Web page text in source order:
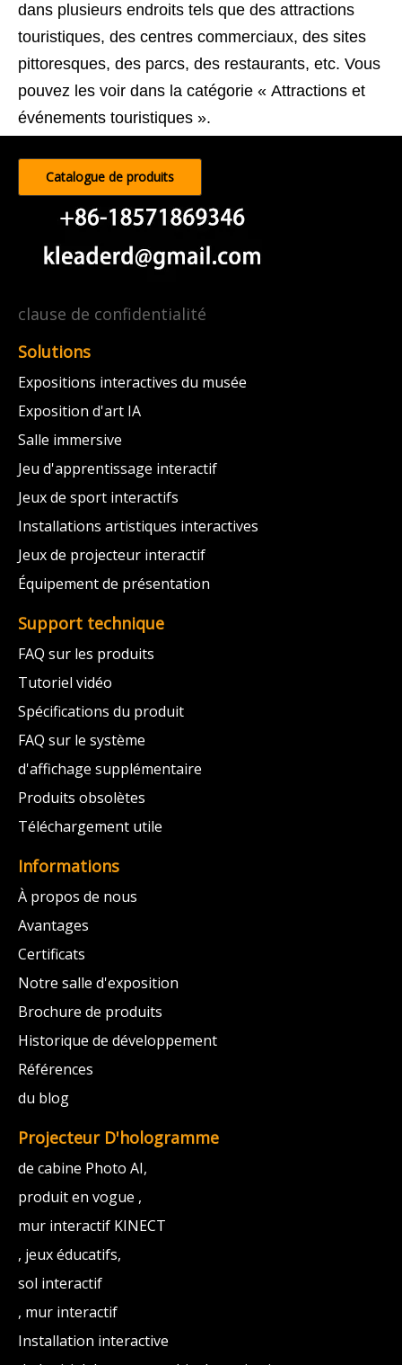
dans plusieurs endroits tels que des attractions
touristiques, des centres commerciaux, des sites
pittoresques, des parcs, des restaurants, etc. Vous
pouvez les voir dans la catégorie « Attractions et
événements touristiques ».
Catalogue de produits
clause de confidentialité
Solutions
Expositions interactives du musée
Exposition d'art IA
Salle immersive
Jeu d'apprentissage interactif
Jeux de sport interactifs
Installations artistiques interactives
Jeux de projecteur interactif
Équipement de présentation
Support technique
FAQ sur les produits
Tutoriel vidéo
Spécifications du produit
FAQ sur le système
d'affichage supplémentaire
Produits obsolètes
Téléchargement utile
Informations
À propos de nous
Avantages
Certificats
Notre salle d'exposition
Brochure de produits
Historique de développement
Références
du blog
Projecteur D'hologramme
de cabine Photo AI,
produit en vogue ,
mur interactif KINECT
, jeux éducatifs,
sol interactif
, mur interactif
Installation interactive